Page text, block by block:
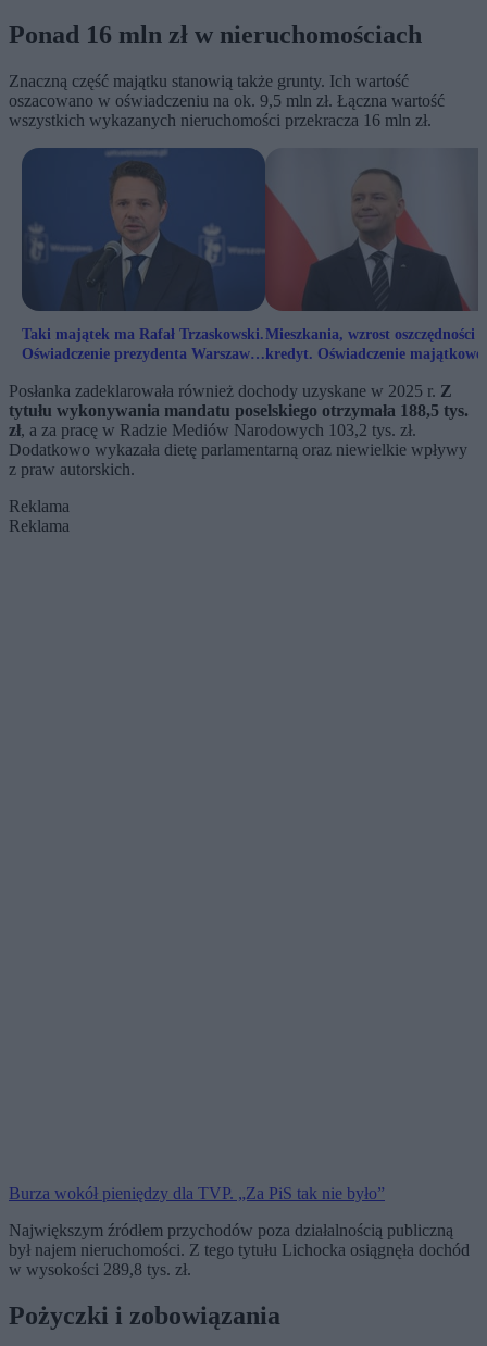
Ponad 16 mln zł w nieruchomościach
Znaczną część majątku stanowią także grunty. Ich wartość
oszacowano w oświadczeniu na ok. 9,5 mln zł. Łączna wartość
wszystkich wykazanych nieruchomości przekracza 16 mln zł.
Taki majątek ma Rafał Trzaskowski.
Oświadczenie prezydenta Warszawy
Mieszkania, wzrost oszczędności i
kredyt. Oświadczenie majątkowe
Posłanka zadeklarowała również dochody uzyskane w 2025 r. Z
tytułu wykonywania mandatu poselskiego otrzymała 188,5 tys.
zł, a za pracę w Radzie Mediów Narodowych 103,2 tys. zł.
Dodatkowo wykazała dietę parlamentarną oraz niewielkie wpływy
z praw autorskich.
Reklama
Reklama
Burza wokół pieniędzy dla TVP. „Za PiS tak nie było”
Największym źródłem przychodów poza działalnością publiczną
był najem nieruchomości. Z tego tytułu Lichocka osiągnęła dochód
w wysokości 289,8 tys. zł.
Pożyczki i zobowiązania